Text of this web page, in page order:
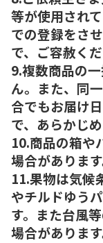
等が使用され
での登録をさ
で、ご容赦くだ
9.複数商品の
ん。また、同
合でもお届け
で、あらかじ
10.商品の箱や
場合があります
11.果物は気候
やチルドゆう
す。また台風
場合があります